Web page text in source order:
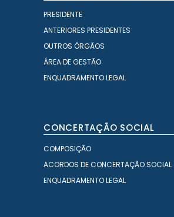
PRESIDENTE
ANTERIORES PRESIDENTES
OUTROS ÓRGÃOS
ÁREA DE GESTÃO
ENQUADRAMENTO LEGAL
CONCERTAÇÃO SOCIAL
COMPOSIÇÃO
ACORDOS DE CONCERTAÇÃO SOCIAL
ENQUADRAMENTO LEGAL